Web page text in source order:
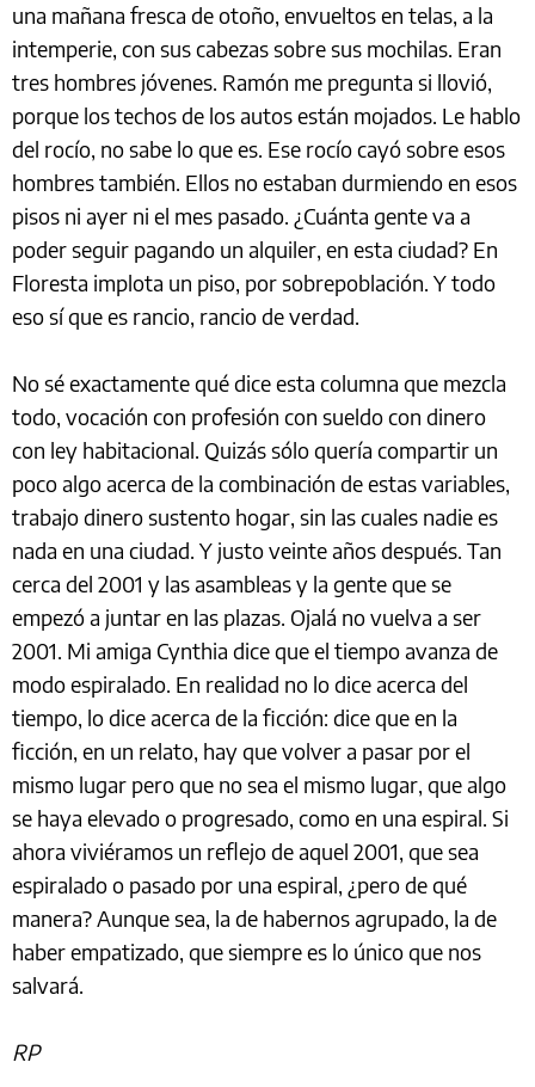
una mañana fresca de otoño, envueltos en telas, a la
intemperie, con sus cabezas sobre sus mochilas. Eran
tres hombres jóvenes. Ramón me pregunta si llovió,
porque los techos de los autos están mojados. Le hablo
del rocío, no sabe lo que es. Ese rocío cayó sobre esos
hombres también. Ellos no estaban durmiendo en esos
pisos ni ayer ni el mes pasado. ¿Cuánta gente va a
poder seguir pagando un alquiler, en esta ciudad? En
Floresta implota un piso, por sobrepoblación. Y todo
eso sí que es rancio, rancio de verdad.
No sé exactamente qué dice esta columna que mezcla
todo, vocación con profesión con sueldo con dinero
con ley habitacional. Quizás sólo quería compartir un
poco algo acerca de la combinación de estas variables,
trabajo dinero sustento hogar, sin las cuales nadie es
nada en una ciudad. Y justo veinte años después. Tan
cerca del 2001 y las asambleas y la gente que se
empezó a juntar en las plazas. Ojalá no vuelva a ser
2001. Mi amiga Cynthia dice que el tiempo avanza de
modo espiralado. En realidad no lo dice acerca del
tiempo, lo dice acerca de la ficción: dice que en la
ficción, en un relato, hay que volver a pasar por el
mismo lugar pero que no sea el mismo lugar, que algo
se haya elevado o progresado, como en una espiral. Si
ahora viviéramos un reflejo de aquel 2001, que sea
espiralado o pasado por una espiral, ¿pero de qué
manera? Aunque sea, la de habernos agrupado, la de
haber empatizado, que siempre es lo único que nos
salvará.
RP